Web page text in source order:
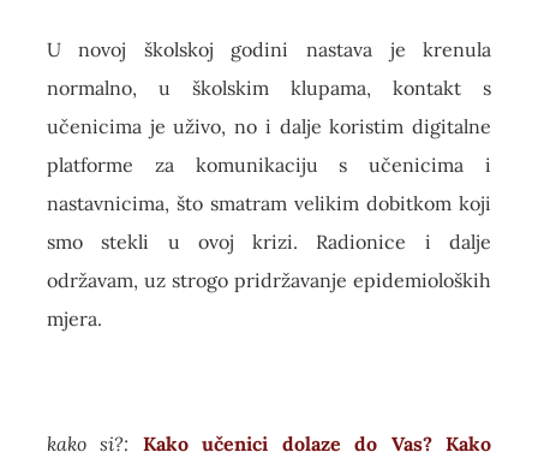
U novoj školskoj godini nastava je krenula
normalno, u školskim klupama, kontakt s
učenicima je uživo, no i dalje koristim digitalne
platforme za komunikaciju s učenicima i
nastavnicima, što smatram velikim dobitkom koji
smo stekli u ovoj krizi. Radionice i dalje
održavam, uz strogo pridržavanje epidemioloških
mjera.
kako si?:
Kako učenici dolaze do Vas? Kako